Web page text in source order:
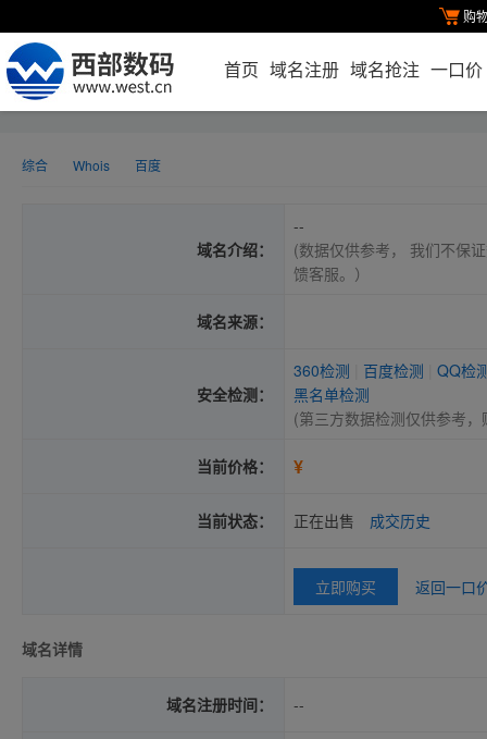
购
首页 域名注册 域名抢注 一口价
综合 Whois 百度
域名介绍：
--
(数据仅供参考， 我们不保
馈客服。）
域名来源：
安全检测：
360检测 百度检测
QQ检
黑名单检测
(第三方数据检测仅供参考
当前价格： ¥
当前状态： 正在出售 成交历史
立即购买 返回一口
域名详情
域名注册时间： --